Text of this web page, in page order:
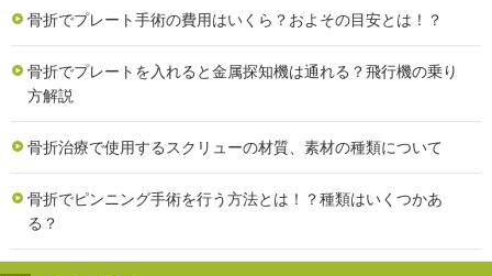
骨折でプレート手術の費用はいくら？およその目安とは！？
骨折でプレートを入れると金属探知機は通れる？飛行機の乗り
方解説
骨折治療で使用するスクリューの材質、素材の種類について
骨折でピンニング手術を行う方法とは！？種類はいくつかあ
る？